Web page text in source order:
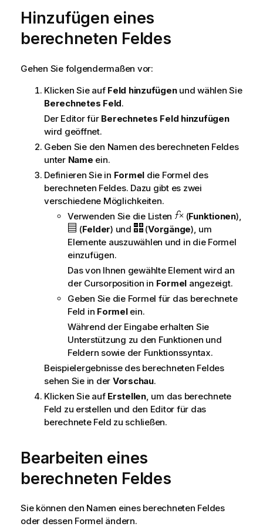
Hinzufügen eines
berechneten Feldes
Gehen Sie folgendermaßen vor:
Klicken Sie auf Feld hinzufügenund wählen Sie
Berechnetes Feld.
Der Editor für Berechnetes Feld hinzufügen
wird geöffnet.
Geben Sie den Namen des berechneten Feldes
unter Name ein.
Definieren Sie in Formel die Formel des
berechneten Feldes. Dazu gibt es zwei
verschiedene Möglichkeiten.
Verwenden Sie die Listen
(Funktionen),
(Felder) und (Vorgänge), um
Elemente auszuwählen und in die Formel
einzufügen.
Das von Ihnen gewählte Element wird an
der Cursorposition in Formel angezeigt.
Geben Sie die Formel für das berechnete
Feld in Formelein.
Während der Eingabe erhalten Sie
Unterstützung zu den Funktionen und
Feldern sowie der Funktionssyntax.
Beispielergebnisse des berechneten Feldes
sehen Sie in der Vorschau.
Klicken Sie auf Erstellen, um das berechnete
Feld zu erstellen und den Editor für das
berechnete Feld zu schließen.
Bearbeiten eines
berechneten Feldes
Sie können den Namen eines berechneten Feldes
oder dessen Formel ändern.